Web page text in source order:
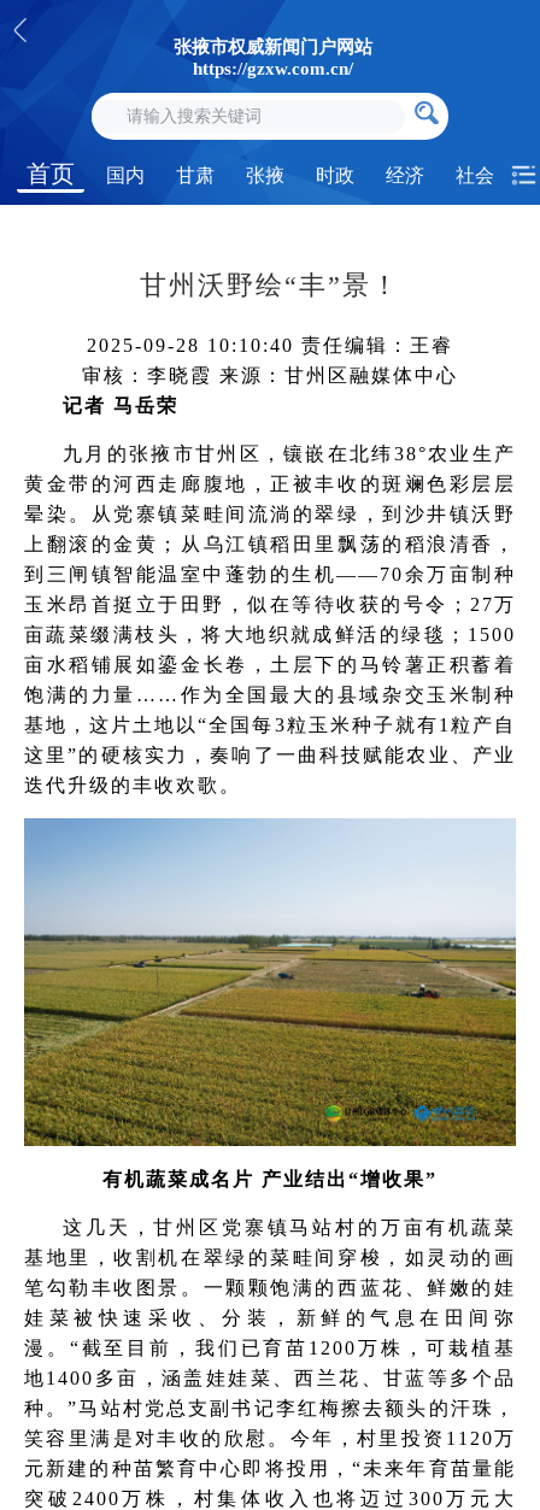
张掖市权威新闻门户网站
https://gzxw.com.cn/
首页 国内 甘肃 张掖 时政 经济 社会
甘州沃野绘“丰”景！
2025-09-28 10:10:40 责任编辑：王睿
审核：李晓霞 来源：甘州区融媒体中心
记者 马岳荣
九月的张掖市甘州区，镶嵌在北纬38°农业生产
黄金带的河西走廊腹地，正被丰收的斑斓色彩层层
晕染。从党寨镇菜畦间流淌的翠绿，到沙井镇沃野
上翻滚的金黄；从乌江镇稻田里飘荡的稻浪清香，
到三闸镇智能温室中蓬勃的生机——70余万亩制种
玉米昂首挺立于田野，似在等待收获的号令；27万
亩蔬菜缀满枝头，将大地织就成鲜活的绿毯；1500
亩水稻铺展如鎏金长卷，土层下的马铃薯正积蓄着
饱满的力量……作为全国最大的县域杂交玉米制种
基地，这片土地以“全国每3粒玉米种子就有1粒产自
这里”的硬核实力，奏响了一曲科技赋能农业、产业
迭代升级的丰收欢歌。
有机蔬菜成名片 产业结出“增收果”
这几天，甘州区党寨镇马站村的万亩有机蔬菜
基地里，收割机在翠绿的菜畦间穿梭，如灵动的画
笔勾勒丰收图景。一颗颗饱满的西蓝花、鲜嫩的娃
娃菜被快速采收、分装，新鲜的气息在田间弥
漫。“截至目前，我们已育苗1200万株，可栽植基
地1400多亩，涵盖娃娃菜、西兰花、甘蓝等多个品
种。”马站村党总支副书记李红梅擦去额头的汗珠，
笑容里满是对丰收的欣慰。今年，村里投资1120万
元新建的种苗繁育中心即将投用，“未来年育苗量能
突破2400万株，村集体收入也将迈过300万元大